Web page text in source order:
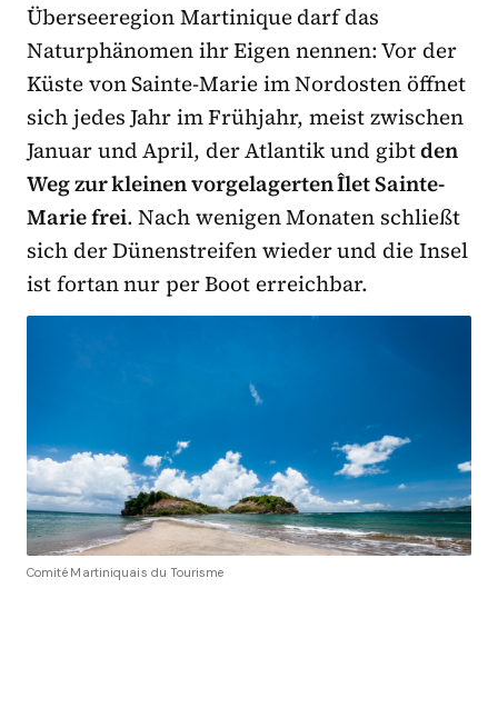
Überseeregion Martinique darf das
Naturphänomen ihr Eigen nennen: Vor der
Küste von Sainte-Marie im Nordosten öffnet
sich jedes Jahr im Frühjahr, meist zwischen
Januar und April, der Atlantik und gibtden
Weg zur kleinen vorgelagerten Îlet Sainte-
Marie frei. Nach wenigen Monaten schließt
sich der Dünenstreifen wieder und die Insel
ist fortan nur per Boot erreichbar.
Comité Martiniquais du Tourisme